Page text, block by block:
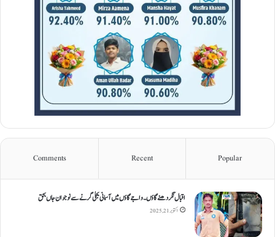
Popular
Recent
Comments
اقبال نگر دھنےگاؤں۔ واجےگاؤں میں آسمانی بجلی گرنے سے نوجوان جاں بحق
اکتوبر 21, 2025